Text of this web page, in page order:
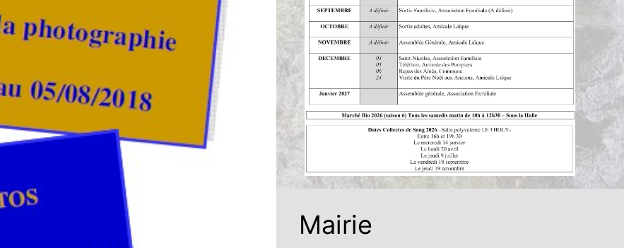
Mairie